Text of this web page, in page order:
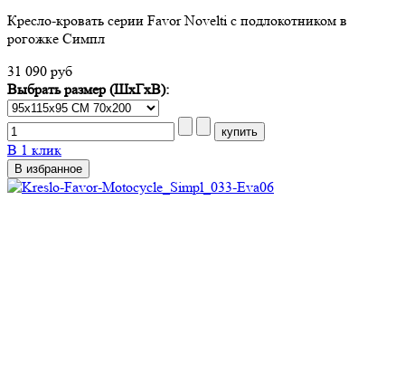
Кресло-кровать серии Favor Novelti с подлокотником в
рогожке Симпл
31 090 руб
Выбрать размер (ШхГхВ):
В 1 клик
В избранное